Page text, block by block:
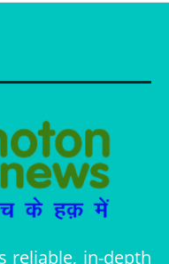
reliable, in-depth